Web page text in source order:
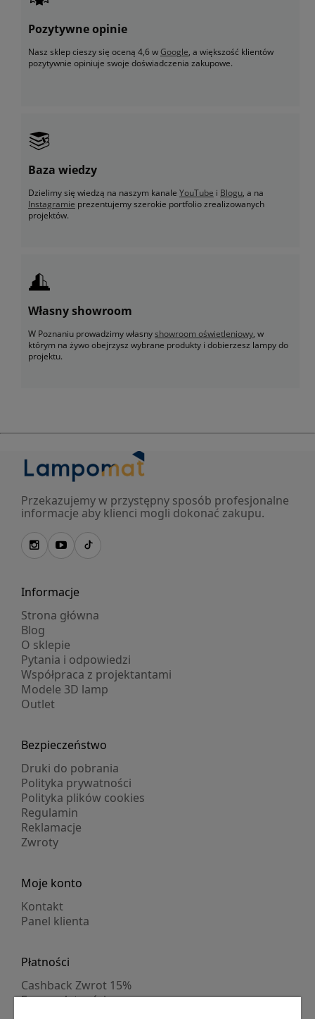
Pozytywne opinie
Nasz sklep cieszy się oceną 4,6 wGoogle, a większość klientów
pozytywnie opiniuje swoje doświadczenia zakupowe.
Baza wiedzy
Dzielimy się wiedzą na naszym kanale YouTube i Blogu, a na
Instagramie prezentujemy szerokie portfolio zrealizowanych
projektów.
Własny showroom
W Poznaniu prowadzimy własnyshowroom oświetleniowy, w
którym na żywo obejrzysz wybrane produkty i dobierzesz lampy do
projektu.
Przekazujemy w przystępny sposób profesjonalne
informacje aby klienci mogli dokonać zakupu.
Informacje
Strona główna
Blog
O sklepie
Pytania i odpowiedzi
Współpraca z projektantami
Modele 3D lamp
Outlet
Bezpieczeństwo
Druki do pobrania
Polityka prywatności
Polityka plików cookies
Regulamin
Reklamacje
Zwroty
Moje konto
Kontakt
Panel klienta
Płatności
Cashback Zwrot 15%
Formy płatności